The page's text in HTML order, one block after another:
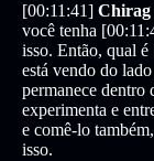
[00:11:41] Chirag
você tenha
isso. Então, qual
está vendo do
permanece dentro
experimenta e
e comê-lo
isso.